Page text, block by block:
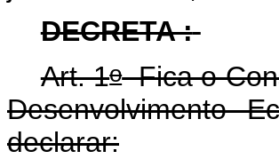
DECRETA :
Art. 1oFica o
Desenvolvimento
declarar: